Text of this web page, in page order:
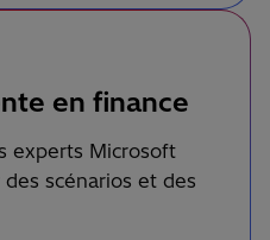
en finance
experts Microsoft
scénarios et des